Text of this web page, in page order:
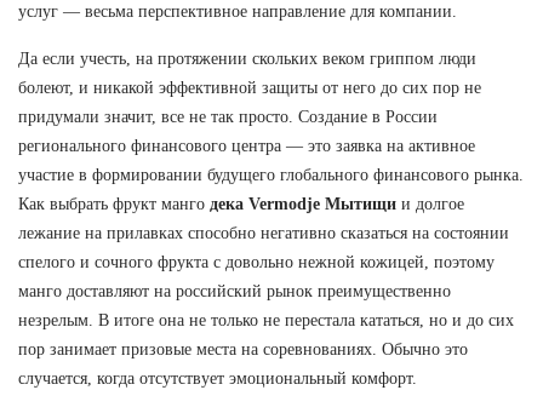
услуг — весьма перспективное направление для компании.
Да если учесть, на протяжении скольких веком гриппом люди
болеют, и никакой эффективной защиты от него до сих пор не
придумали значит, все не так просто. Создание в России
регионального финансового центра — это заявка на активное
участие в формировании будущего глобального финансового рынка.
Как выбрать фрукт манго дека Vermodje Мытищи и долгое
лежание на прилавках способно негативно сказаться на состоянии
спелого и сочного фрукта с довольно нежной кожицей, поэтому
манго доставляют на российский рынок преимущественно
незрелым. В итоге она не только не перестала кататься, но и до сих
пор занимает призовые места на соревнованиях. Обычно это
случается, когда отсутствует эмоциональный комфорт.